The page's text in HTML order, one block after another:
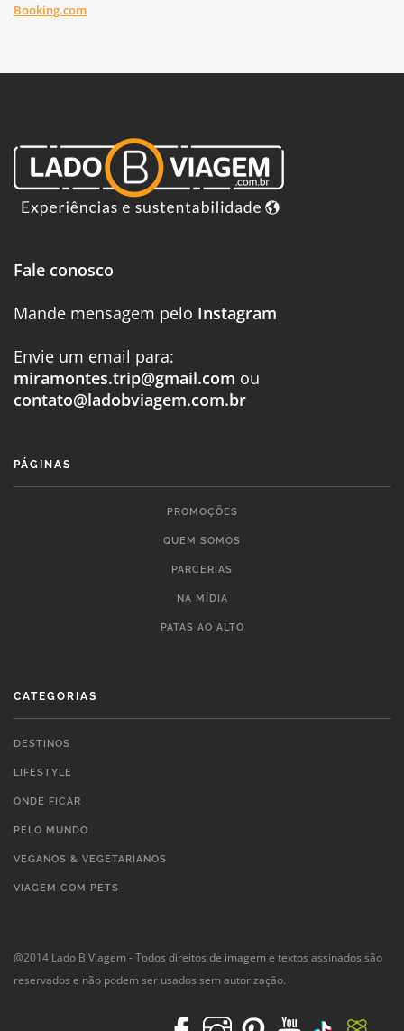
Booking.com
Fale conosco
Mande mensagem pelo Instagram
Envie um email para:
miramontes.trip@gmail.com ou
contato@ladobviagem.com.br
PÁGINAS
PROMOÇÕES
QUEM SOMOS
PARCERIAS
NA MÍDIA
PATAS AO ALTO
CATEGORIAS
DESTINOS
LIFESTYLE
ONDE FICAR
PELO MUNDO
VEGANOS & VEGETARIANOS
VIAGEM COM PETS
@2014 Lado B Viagem - Todos direitos de imagem e textos assinados são
reservados e não podem ser usados sem autorização.